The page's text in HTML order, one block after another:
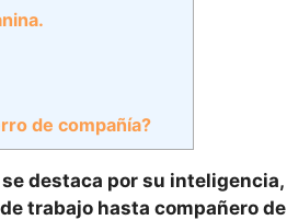
de compañía?
destaca por su inteligencia,
trabajo hasta compañero de